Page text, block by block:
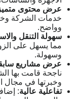
عرض محتوى
خدمات الشركة
وواضح.
سهولة التنقل
مما يسهل على
وسهولة.
عرض مشاريع
ناجحة قامت بها
وخبرتها في مجال
تفاعلية عالية: